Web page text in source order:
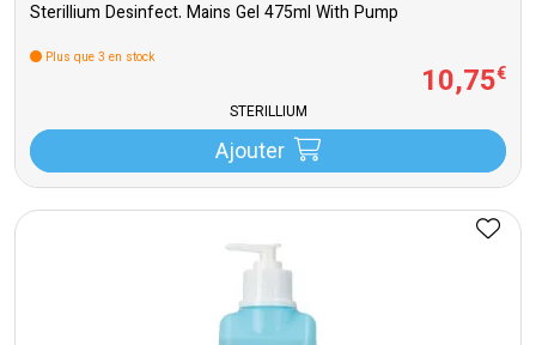
Sterillium Desinfect. Mains Gel 475ml With Pump
Plus que 3 en stock
10,75€
STERILLIUM
Ajouter